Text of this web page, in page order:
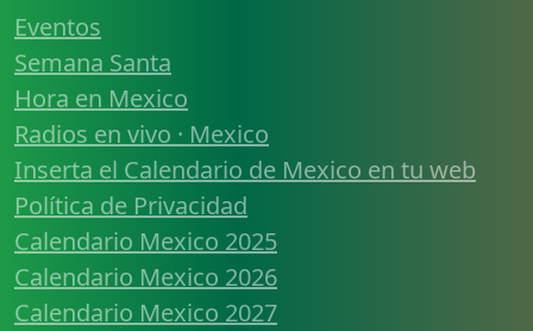
Eventos
Semana Santa
Hora en Mexico
Radios en vivo · Mexico
Inserta el Calendario de Mexico en tu web
Política de Privacidad
Calendario Mexico 2025
Calendario Mexico 2026
Calendario Mexico 2027